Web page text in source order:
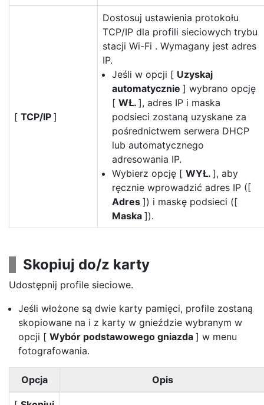
[ TCP/IP ]
Dostosuj ustawienia protokołu
TCP/IP dla profili sieciowych trybu
stacji Wi-Fi . Wymagany jest adres
IP.
Jeśli w opcji [ Uzyskaj
automatycznie ] wybrano opcję
[ WŁ. ], adres IP i maska
podsieci zostaną uzyskane za
pośrednictwem serwera DHCP
lub automatycznego
adresowania IP.
Wybierz opcję [ WYŁ. ], aby
ręcznie wprowadzić adres IP ([
Adres ]) i maskę podsieci ([
Maska ]).
Skopiuj do/z karty
Udostępnij profile sieciowe.
Jeśli włożone są dwie karty pamięci, profile zostaną
skopiowane na i z karty w gnieździe wybranym w
opcji [ Wybór podstawowego gniazda ] w menu
fotografowania.
Opcja Opis